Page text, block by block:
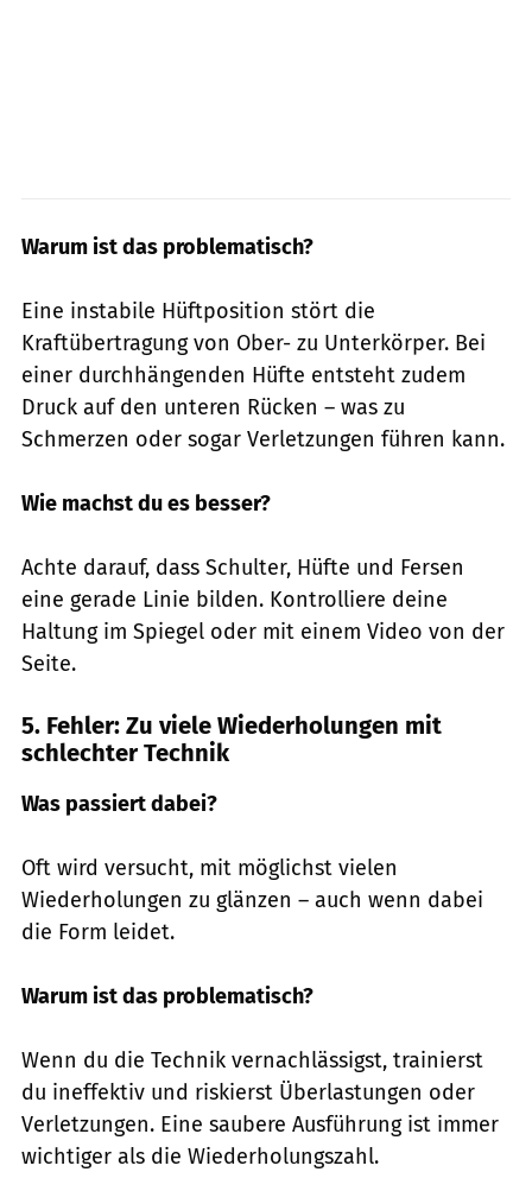
Warum ist das problematisch?
Eine instabile Hüftposition stört die
Kraftübertragung von Ober- zu Unterkörper. Bei
einer durchhängenden Hüfte entsteht zudem
Druck auf den unteren Rücken – was zu
Schmerzen oder sogar Verletzungen führen kann.
Wie machst du es besser?
Achte darauf, dass Schulter, Hüfte und Fersen
eine gerade Linie bilden. Kontrolliere deine
Haltung im Spiegel oder mit einem Video von der
Seite.
5. Fehler: Zu viele Wiederholungen mit
schlechter Technik
Was passiert dabei?
Oft wird versucht, mit möglichst vielen
Wiederholungen zu glänzen – auch wenn dabei
die Form leidet.
Warum ist das problematisch?
Wenn du die Technik vernachlässigst, trainierst
du ineffektiv und riskierst Überlastungen oder
Verletzungen. Eine saubere Ausführung ist immer
wichtiger als die Wiederholungszahl.